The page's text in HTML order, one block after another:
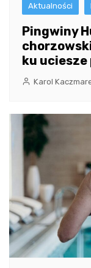
Aktualności
Pingwiny
ku
Karol